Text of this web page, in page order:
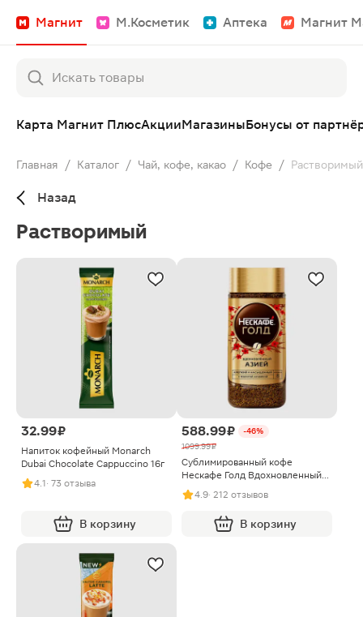
Магнит М.Косметик Аптека Магнит
Карта Магнит ПлюсАкцииМагазиныБонусы от
Главная / Каталог / Чай, кофе, какао / Кофе / Растворимый
Назад
Растворимый
32.99 ₽
Напиток кофейный Monarch
Dubai Chocolate Cappuccino 16г
4.1· 73 отзыва
В корзину
588.99 ₽
-46%
1099.99 ₽
Сублимированный кофе
Нескафе Голд Вдохновленный
Азией 155г
4.9· 212 отзывов
В корзину